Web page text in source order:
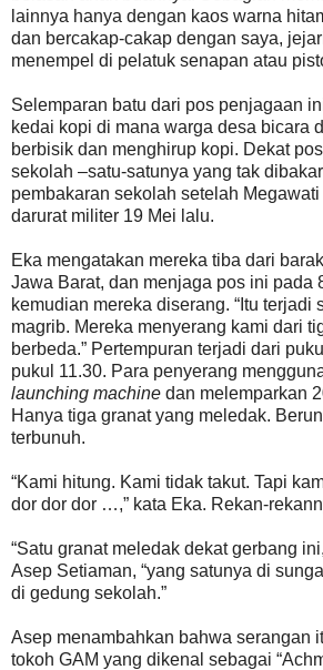
lainnya hanya dengan kaos warna
dan bercakap-cakap dengan saya,
menempel di pelatuk senapan atau
Selemparan batu dari pos penjagaan
kedai kopi di mana warga desa bicara
berbisik dan menghirup kopi. Dekat
sekolah –satu-satunya yang tak
pembakaran sekolah setelah
darurat militer 19 Mei lalu.
Eka mengatakan mereka tiba dari
Jawa Barat, dan menjaga pos ini pada
kemudian mereka diserang. “Itu terjadi
magrib. Mereka menyerang kami dari
berbeda.” Pertempuran terjadi dari
pukul 11.30. Para penyerang
launching machine dan melemparkan
Hanya tiga granat yang meledak.
terbunuh.
“Kami hitung. Kami tidak takut. Tapi
dor dor dor …,” kata Eka. Rekan-
“Satu granat meledak dekat gerbang
Asep Setiaman, “yang satunya di
di gedung sekolah.”
Asep menambahkan bahwa serangan
tokoh GAM yang dikenal sebagai